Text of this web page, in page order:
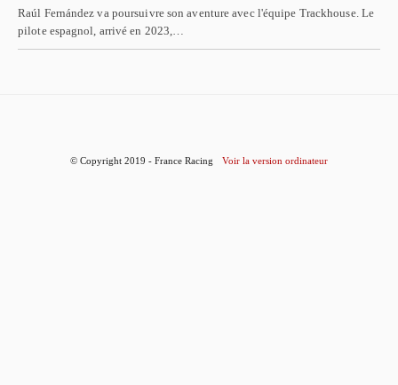
Raúl Fernández va poursuivre son aventure avec l'équipe Trackhouse. Le
pilote espagnol, arrivé en 2023,…
© Copyright 2019 - France Racing Voir la version ordinateur